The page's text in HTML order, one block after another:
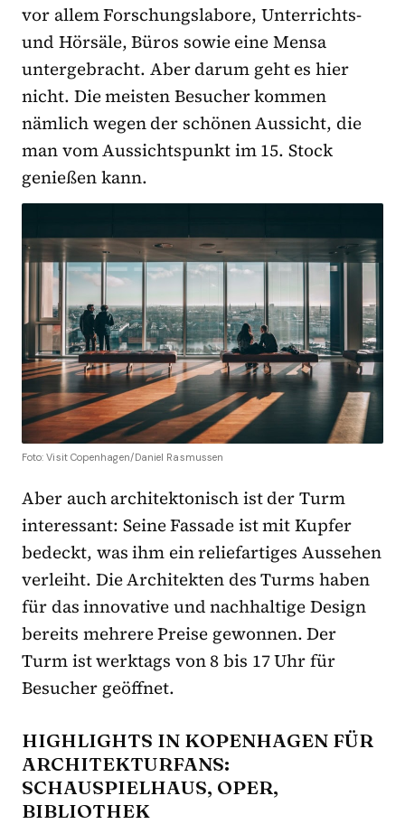
vor allem Forschungslabore, Unterrichts-
und Hörsäle, Büros sowie eine Mensa
untergebracht. Aber darum geht es hier
nicht. Die meisten Besucher kommen
nämlich wegen der schönen Aussicht, die
man vom Aussichtspunkt im 15. Stock
genießen kann.
Foto: Visit Copenhagen/Daniel Rasmussen
Aber auch architektonisch ist der Turm
interessant: Seine Fassade ist mit Kupfer
bedeckt, was ihm ein reliefartiges Aussehen
verleiht. Die Architekten des Turms haben
für das innovative und nachhaltige Design
bereits mehrere Preise gewonnen. Der
Turm ist werktags von 8 bis 17 Uhr für
Besucher geöffnet.
HIGHLIGHTS IN KOPENHAGEN FÜR
ARCHITEKTURFANS:
SCHAUSPIELHAUS, OPER,
BIBLIOTHEK